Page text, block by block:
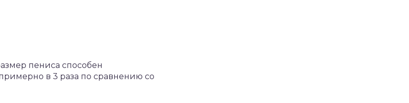
пениса способен
в 3 раза по сравнению со